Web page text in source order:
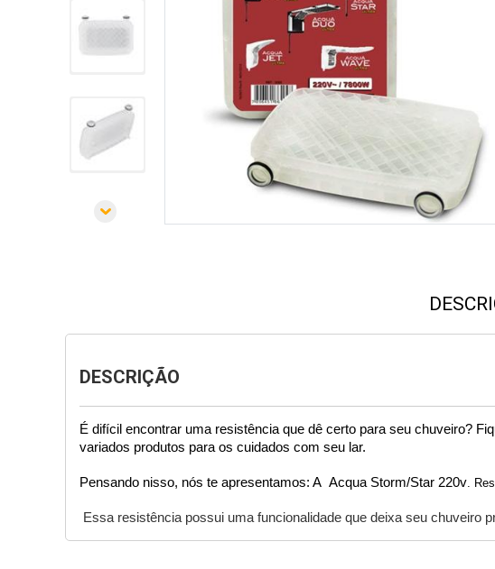
DESCRIÇÃO
É difícil encontrar uma resistência que dê certo para seu chuveiro?
variados produtos para os cuidados com seu lar.
Pensando nisso, nós te apresentamos: A Acqua Storm/Star 220v.
Essa resistência possui uma funcionalidade que deixa seu chuveiro